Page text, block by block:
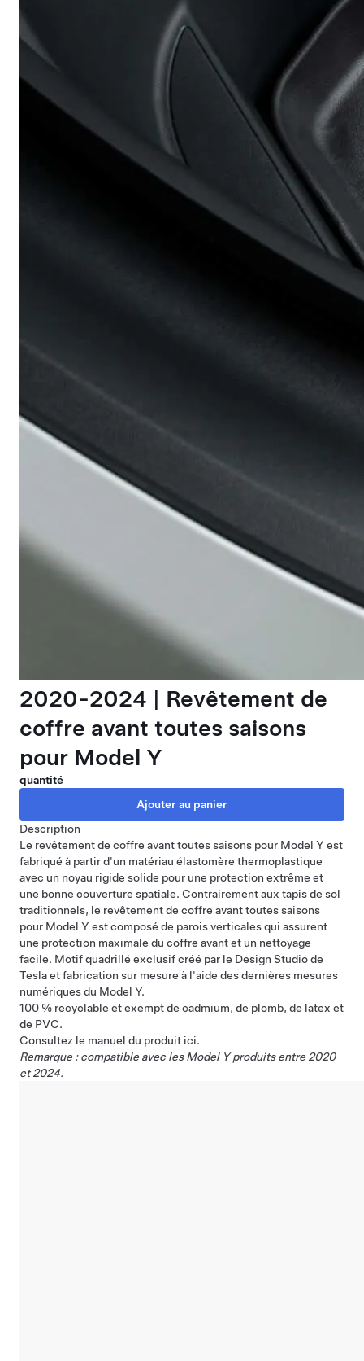
2020-2024 | Revêtement de
coffre avant toutes saisons
pour Model Y
quantité
Description
Le revêtement de coffre avant toutes saisons pour Model Y est
fabriqué à partir d'un matériau élastomère thermoplastique
avec un noyau rigide solide pour une protection extrême et
une bonne couverture spatiale. Contrairement aux tapis de sol
traditionnels, le revêtement de coffre avant toutes saisons
pour Model Y est composé de parois verticales qui assurent
une protection maximale du coffre avant et un nettoyage
facile. Motif quadrillé exclusif créé par le Design Studio de
Tesla et fabrication sur mesure à l'aide des dernières mesures
numériques du Model Y.
100 % recyclable et exempt de cadmium, de plomb, de latex et
de PVC.
Consultez le manuel du produit ici.
Remarque : compatible avec les Model Y produits entre 2020
et 2024.